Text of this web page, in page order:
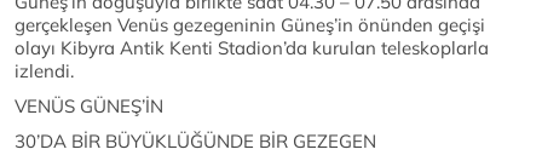
gerçekleşen Venüs gezegeninin Güneş’in önünden geçişi
olayı Kibyra Antik Kenti Stadion’da kurulan teleskoplarla
izlendi.
VENÜS GÜNEŞ’İN
30’DA BİR BÜYÜKLÜĞÜNDE BİR GEZEGEN